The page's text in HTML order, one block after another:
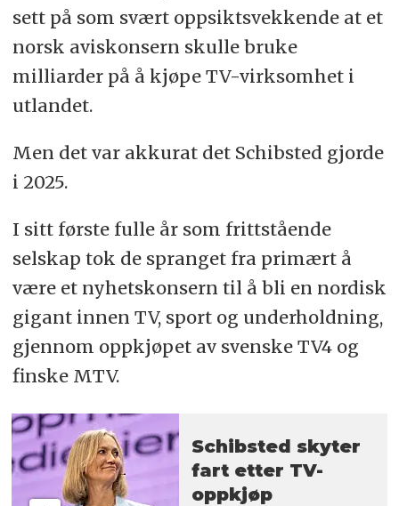
sett på som svært oppsiktsvekkende at et
norsk aviskonsern skulle bruke
milliarder på å kjøpe TV-virksomhet i
utlandet.
Men det var akkurat det Schibsted gjorde
i 2025.
I sitt første fulle år som frittstående
selskap tok de spranget fra primært å
være et nyhetskonsern til å bli en nordisk
gigant innen TV, sport og underholdning,
gjennom oppkjøpet av svenske TV4 og
finske MTV.
Schibsted skyter
fart etter TV-
oppkjøp